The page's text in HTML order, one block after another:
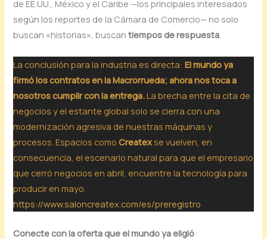
de EE.UU., México y el Caribe —los principales interesados
según los reportes de la Cámara de Comercio— no solo
buscan «historias», buscantiempos de respuesta.
La conclusión para la industria es directa:El mundo ya
firmó los contratos en la Macrorrueda; ahora nos toca a
nosotros cumplir con la entrega.La brecha entre la cita de
negocios y el estante global solo se cierra con una
modernización agresiva de nuestras máquinas y
procesos. Espacios comoCreatexse vuelven, en
consecuencia, el escenario natural para que el empresario
que cerró negocios en abril, encuentre la tecnología para
producir en mayo.
https://www.saloncreatex.com/es/preregistro
Conecte con la oferta que el mundo ya eligió